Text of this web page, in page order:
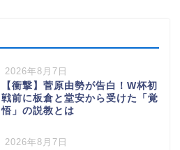
2026年8月7日
【衝撃】菅原由勢が告白！W杯初
戦前に板倉と堂安から受けた「覚
悟」の説教とは
2026年8月7日